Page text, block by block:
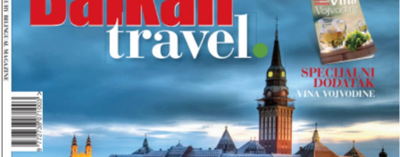
O
J
B
A
L